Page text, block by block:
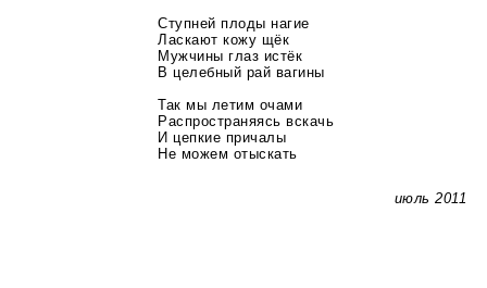
Ступней плоды нагие
Ласкают кожу щёк
Мужчины глаз истёк
В целебный рай вагины
Так мы летим очами
Распространяясь вскачь
И цепкие причалы
Не можем отыскать
июль 2011